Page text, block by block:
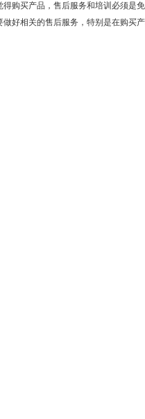
购买产品，售后服务和培训必须是
好相关的售后服务，特别是在购买